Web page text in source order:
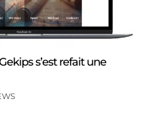
s’est refait une